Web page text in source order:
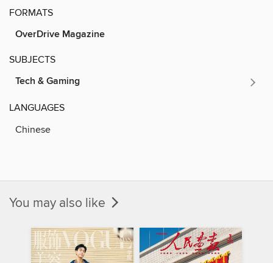
FORMATS
OverDrive Magazine
SUBJECTS
Tech & Gaming
LANGUAGES
Chinese
You may also like